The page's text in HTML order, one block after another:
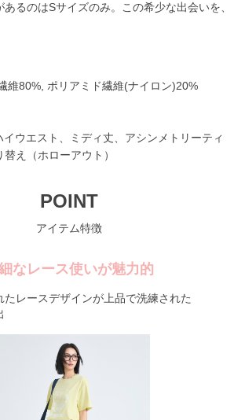
るのはSサイズのみ。この希少な出会いを、
維80%, ポリアミド繊維(ナイロン)20%
ウエスト、ミディ丈、アシンメトリーティ
え（ホローアウト）
POINT
アイテム特徴
なレース使いが魅力的
たレースデザインが上品で洗練された